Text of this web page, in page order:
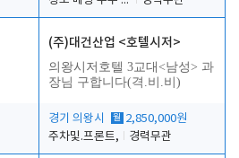
(주)대건산업 <호텔시저>
의왕시저호텔 3교대<남성> 과
장님 구합니다(격.비.비)
경기 의왕시 월 2,850,000원
주차및.프론트,
경력무관